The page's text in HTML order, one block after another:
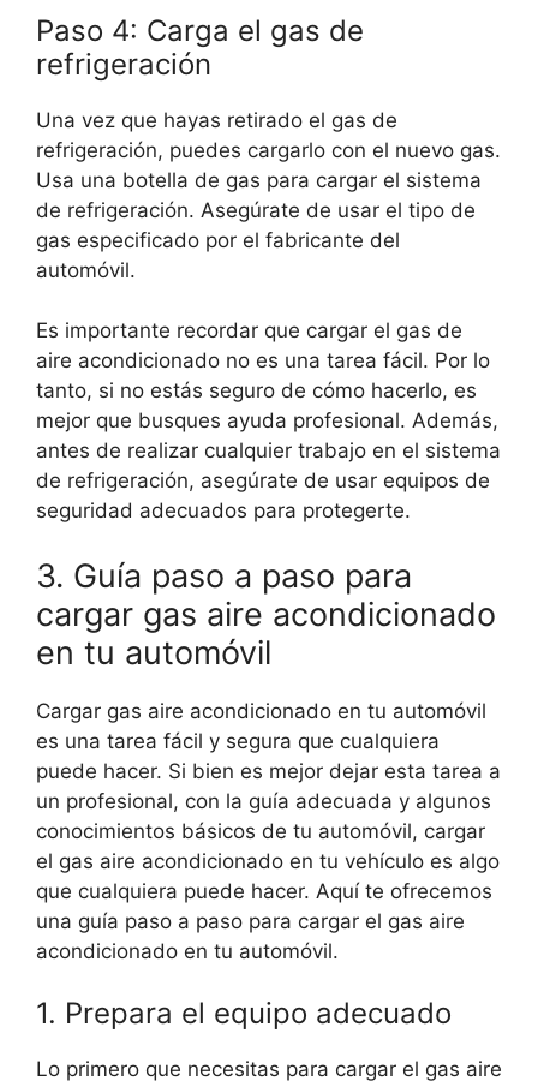
Paso 4: Carga el gas de
refrigeración
Una vez que hayas retirado el gas de
refrigeración, puedes cargarlo con el nuevo gas.
Usa una botella de gas para cargar el sistema
de refrigeración. Asegúrate de usar el tipo de
gas especificado por el fabricante del
automóvil.
Es importante recordar que cargar el gas de
aire acondicionado no es una tarea fácil. Por lo
tanto, si no estás seguro de cómo hacerlo, es
mejor que busques ayuda profesional. Además,
antes de realizar cualquier trabajo en el sistema
de refrigeración, asegúrate de usar equipos de
seguridad adecuados para protegerte.
3. Guía paso a paso para
cargar gas aire acondicionado
en tu automóvil
Cargar gas aire acondicionado en tu automóvil
es una tarea fácil y segura que cualquiera
puede hacer. Si bien es mejor dejar esta tarea a
un profesional, con la guía adecuada y algunos
conocimientos básicos de tu automóvil, cargar
el gas aire acondicionado en tu vehículo es algo
que cualquiera puede hacer. Aquí te ofrecemos
una guía paso a paso para cargar el gas aire
acondicionado en tu automóvil.
1. Prepara el equipo adecuado
Lo primero que necesitas para cargar el gas aire